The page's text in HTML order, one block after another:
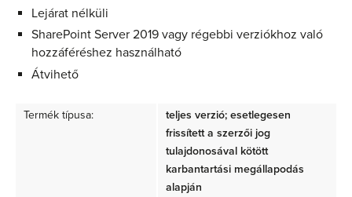
Lejárat nélküli
SharePoint Server 2019 vagy régebbi verziókhoz való
hozzáféréshez használható
Átvihető
Termék típusa:
teljes verzió; esetlegesen
frissített a szerzői jog
tulajdonosával kötött
karbantartási megállapodás
alapján